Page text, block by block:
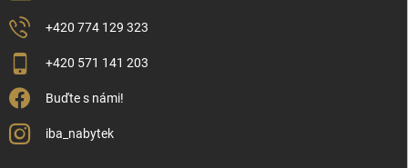
+420 774 129 323
+420 571 141 203
Buďte s námi!
iba_nabytek